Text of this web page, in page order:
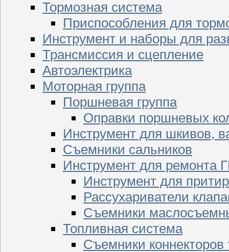
Тормозная система
Приспособления для
Инструмент и наборы для
Трансмиссия и сцепление
Автоэлектрика
Моторная группа
Поршневая группа
Оправки поршневых
Инструмент для шкивов,
Съемники сальников
Инструмент для ремонта
Инструмент для
Рассухариватели
Съемники
Топливная система
Съемники